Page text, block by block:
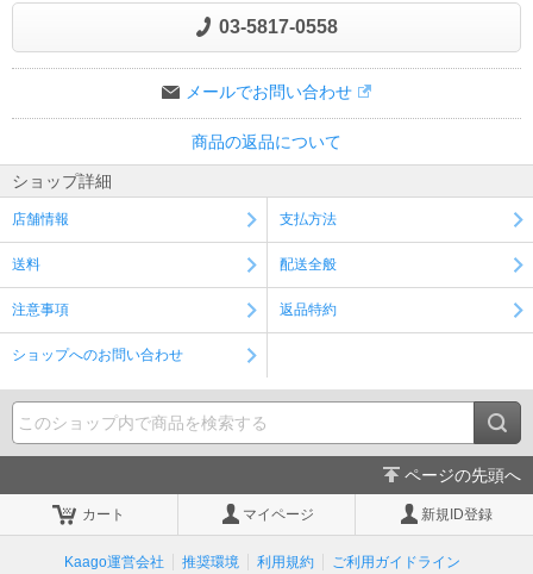
03-5817-0558
メールでお問い合わせ
商品の返品について
ショップ詳細
店舗情報 支払方法
送料 配送全般
注意事項 返品特約
ショップへのお問い合わせ
ページの先頭へ
カート マイページ 新規ID登録
Kaago運営会社 推奨環境 利用規約 ご利用ガイドライン